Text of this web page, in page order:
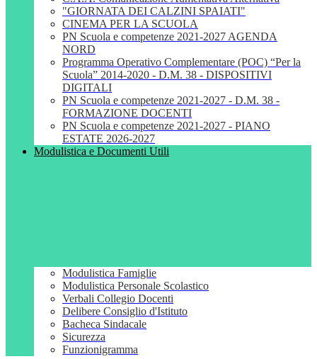
"GIORNATA DEI CALZINI SPAIATI"
CINEMA PER LA SCUOLA
PN Scuola e competenze 2021-2027 AGENDA
NORD
Programma Operativo Complementare (POC) “Per la
Scuola” 2014-2020 - D.M. 38 - DISPOSITIVI
DIGITALI
PN Scuola e competenze 2021-2027 - D.M. 38 -
FORMAZIONE DOCENTI
PN Scuola e competenze 2021-2027 - PIANO
ESTATE 2026-2027
Modulistica e Documenti Utili
Modulistica Famiglie
Modulistica Personale Scolastico
Verbali Collegio Docenti
Delibere Consiglio d'Istituto
Bacheca Sindacale
Sicurezza
Funzionigramma